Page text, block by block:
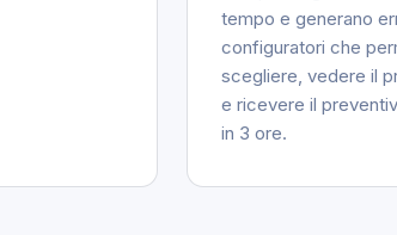
tempo e generano
configuratori che
scegliere, vedere il
e ricevere il
in 3 ore.